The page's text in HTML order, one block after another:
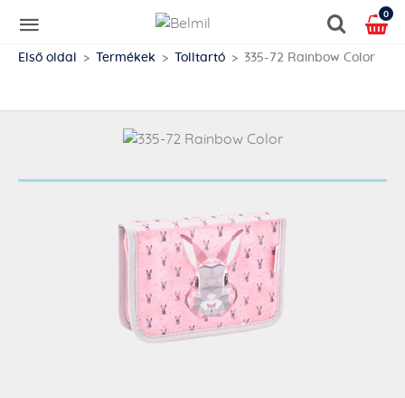
0
Első oldal Termékek Tolltartó 335-72 Rainbow Color